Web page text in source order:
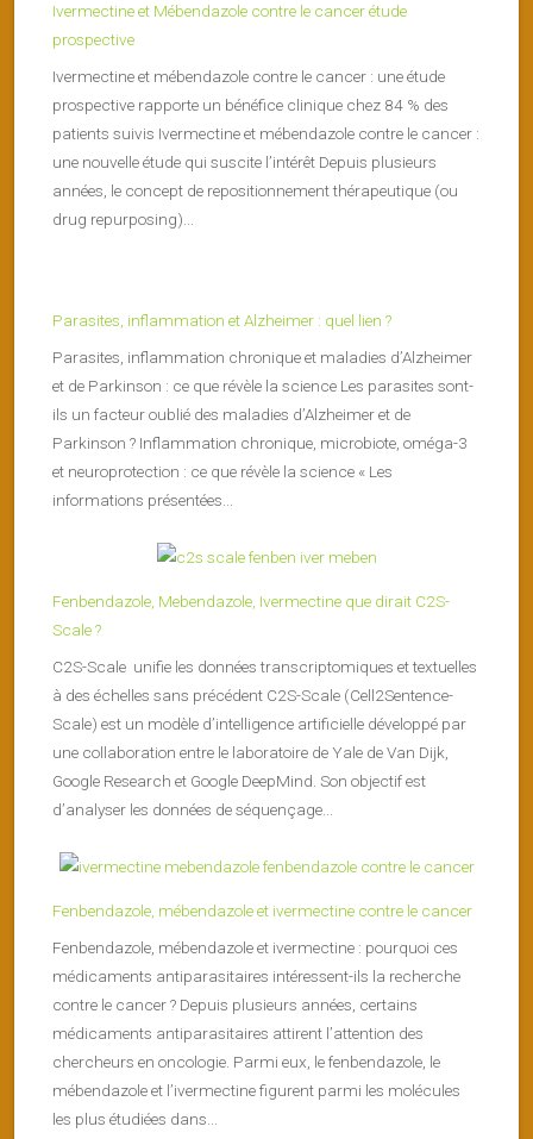
Ivermectine et Mébendazole contre le cancer étude
prospective
Ivermectine et mébendazole contre le cancer : une étude
prospective rapporte un bénéfice clinique chez 84 % des
patients suivis Ivermectine et mébendazole contre le cancer :
une nouvelle étude qui suscite l’intérêt Depuis plusieurs
années, le concept de repositionnement thérapeutique (ou
drug repurposing)...
Parasites, inflammation et Alzheimer : quel lien ?
Parasites, inflammation chronique et maladies d’Alzheimer
et de Parkinson : ce que révèle la science Les parasites sont-
ils un facteur oublié des maladies d’Alzheimer et de
Parkinson ? Inflammation chronique, microbiote, oméga-3
et neuroprotection : ce que révèle la science « Les
informations présentées...
Fenbendazole, Mebendazole, Ivermectine que dirait C2S-
Scale ?
C2S-Scale unifie les données transcriptomiques et textuelles
à des échelles sans précédent C2S-Scale (Cell2Sentence-
Scale) est un modèle d’intelligence artificielle développé par
une collaboration entre le laboratoire de Yale de Van Dijk,
Google Research et Google DeepMind. Son objectif est
d’analyser les données de séquençage...
Fenbendazole, mébendazole et ivermectine contre le cancer
Fenbendazole, mébendazole et ivermectine : pourquoi ces
médicaments antiparasitaires intéressent-ils la recherche
contre le cancer ? Depuis plusieurs années, certains
médicaments antiparasitaires attirent l’attention des
chercheurs en oncologie. Parmi eux, le fenbendazole, le
mébendazole et l’ivermectine figurent parmi les molécules
les plus étudiées dans...